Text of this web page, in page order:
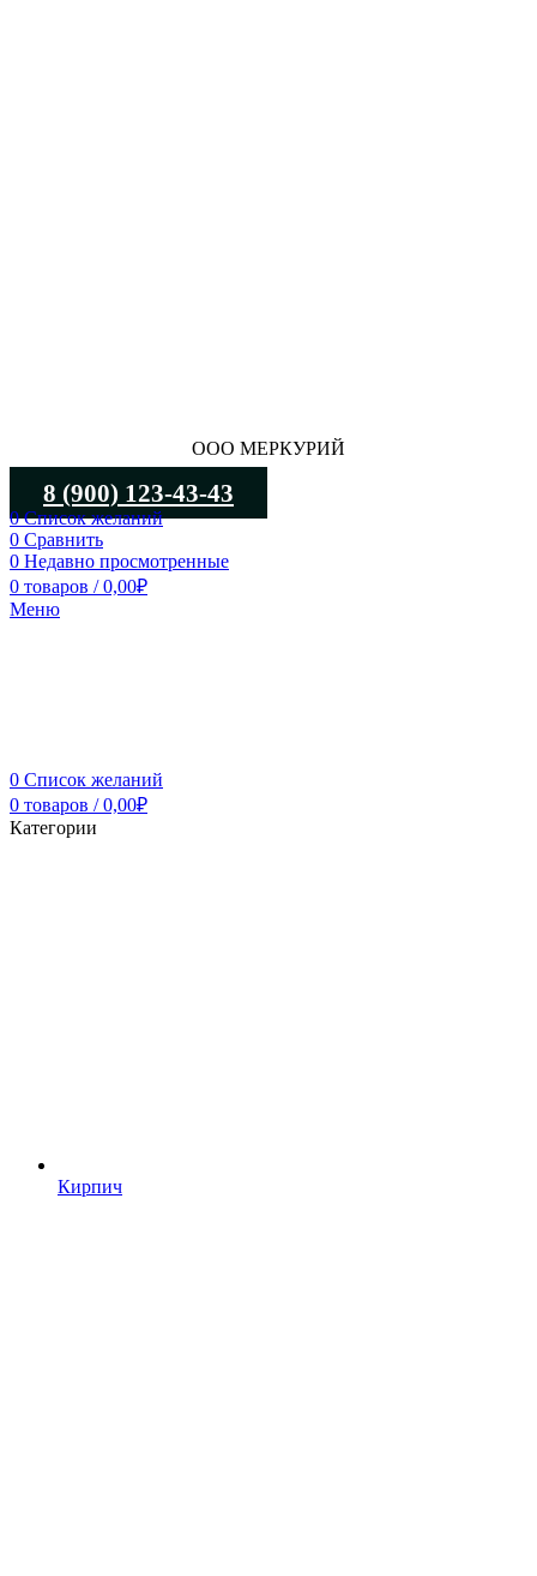
ООО МЕРКУРИЙ
8 (900) 123-43-43
0Список желаний
0 Сравнить
0 Недавно просмотренные
0 товаров / 0,00₽
Меню
0 Список желаний
0 товаров / 0,00₽
Категории
Кирпич